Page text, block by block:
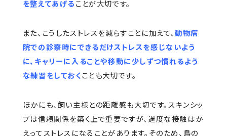
を整えてあげることが大切です。
また、こうしたストレスを減らすことに加えて、 動物病
院での診察時にできるだけストレスを感じないよう
に、キャリーに入ることや移動に少しずつ慣れるよう
な練習をしておくことも大切です。
ほかにも、飼い主様との距離感も大切です。スキンシッ
プは信頼関係を築く上で重要ですが、過度な接触はか
えってストレスになることがあります。そのため、鳥の